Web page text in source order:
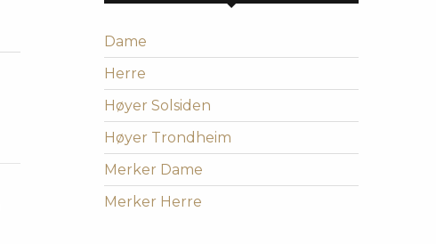
Dame
Herre
Høyer Solsiden
Høyer Trondheim
Merker Dame
Merker Herre